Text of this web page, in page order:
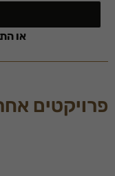
או
פרויקטים